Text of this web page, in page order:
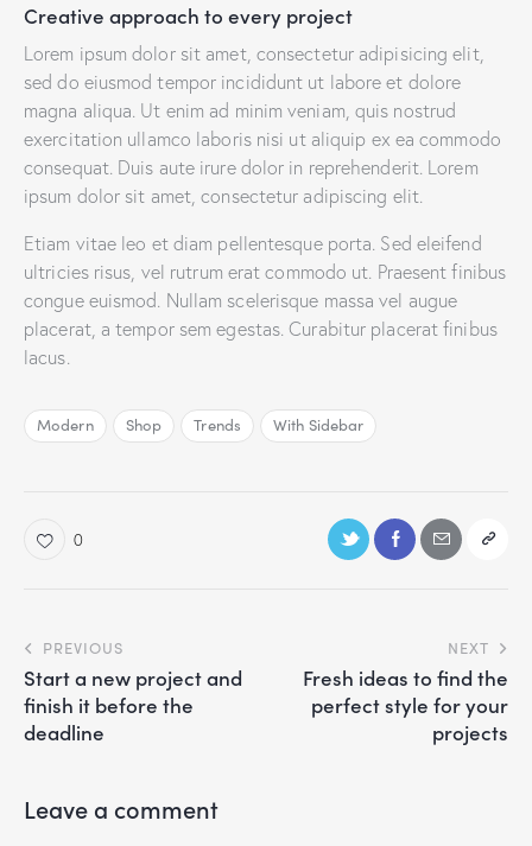
Creative approach to every project
Lorem ipsum dolor sit amet, consectetur adipisicing elit,
sed do eiusmod tempor incididunt ut labore et dolore
magna aliqua. Ut enim ad minim veniam, quis nostrud
exercitation ullamco laboris nisi ut aliquip ex ea commodo
consequat. Duis aute irure dolor in reprehenderit. Lorem
ipsum dolor sit amet, consectetur adipiscing elit.
Etiam vitae leo et diam pellentesque porta. Sed eleifend
ultricies risus, vel rutrum erat commodo ut. Praesent finibus
congue euismod. Nullam scelerisque massa vel augue
placerat, a tempor sem egestas. Curabitur placerat finibus
lacus.
Modern Shop Trends With Sidebar
0
PREVIOUS
Start a new project and
finish it before the
deadline
NEXT
Fresh ideas to find the
perfect style for your
projects
Leave a comment